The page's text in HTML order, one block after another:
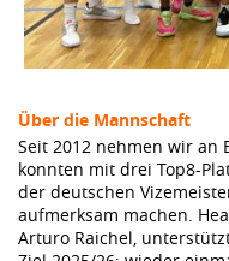
Über die Mannschaft
Seit 2012 nehmen wir an
konnten mit drei Top8-
der deutschen
aufmerksam machen.
Arturo Raichel,